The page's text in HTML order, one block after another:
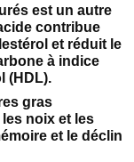
est un autre
contribue
et réduit le
à indice
(HDL).
gras
noix et les
et le déclin